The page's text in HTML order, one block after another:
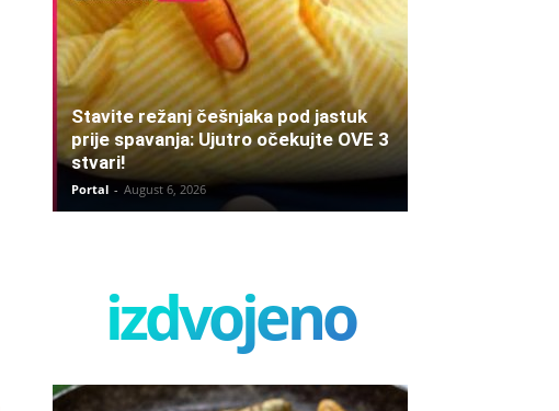
Stavite režanj češnjaka pod jastuk
prije spavanja: Ujutro očekujte OVE 3
stvari!
Portal - August 6, 2026
izdvojeno